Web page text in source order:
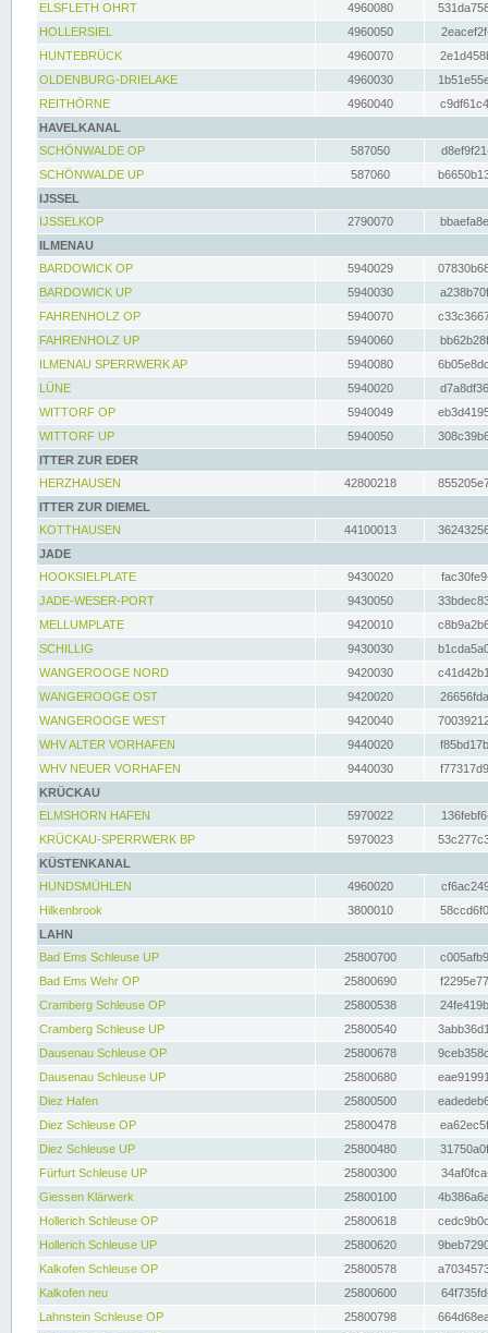
ELSFLETH OHRT
4960080
HOLLERSIEL
4960050
HUNTEBRÜCK
4960070
OLDENBURG-DRIELAKE
4960030
REITHÖRNE
4960040
HAVELKANAL
SCHÖNWALDE OP
587050
SCHÖNWALDE UP
587060
IJSSEL
IJSSELKOP
2790070
ILMENAU
BARDOWICK OP
5940029
BARDOWICK UP
5940030
FAHRENHOLZ OP
5940070
FAHRENHOLZ UP
5940060
ILMENAU SPERRWERK AP
5940080
LÜNE
5940020
WITTORF OP
5940049
WITTORF UP
5940050
ITTER ZUR EDER
HERZHAUSEN
42800218
ITTER ZUR DIEMEL
KOTTHAUSEN
44100013
JADE
HOOKSIELPLATE
9430020
JADE-WESER-PORT
9430050
MELLUMPLATE
9420010
SCHILLIG
9430030
WANGEROOGE NORD
9420030
WANGEROOGE OST
9420020
WANGEROOGE WEST
9420040
WHV ALTER VORHAFEN
9440020
WHV NEUER VORHAFEN
9440030
KRÜCKAU
ELMSHORN HAFEN
5970022
KRÜCKAU-SPERRWERK BP
5970023
KÜSTENKANAL
HUNDSMÜHLEN
4960020
Hilkenbrook
3800010
LAHN
Bad Ems Schleuse UP
25800700
Bad Ems Wehr OP
25800690
Cramberg Schleuse OP
25800538
Cramberg Schleuse UP
25800540
Dausenau Schleuse OP
25800678
Dausenau Schleuse UP
25800680
Diez Hafen
25800500
Diez Schleuse OP
25800478
Diez Schleuse UP
25800480
Fürfurt Schleuse UP
25800300
Giessen Klärwerk
25800100
Hollerich Schleuse OP
25800618
Hollerich Schleuse UP
25800620
Kalkofen Schleuse OP
25800578
Kalkofen neu
25800600
Lahnstein Schleuse OP
25800798